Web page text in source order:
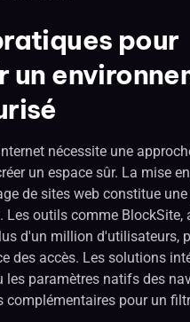
pour
un
nécessite une
un espace sûr. La mise
de sites web constitue
Les outils comme BlockSite,
d'un million d'utilisateurs,
des accès. Les solutions
les paramètres natifs des
pour un